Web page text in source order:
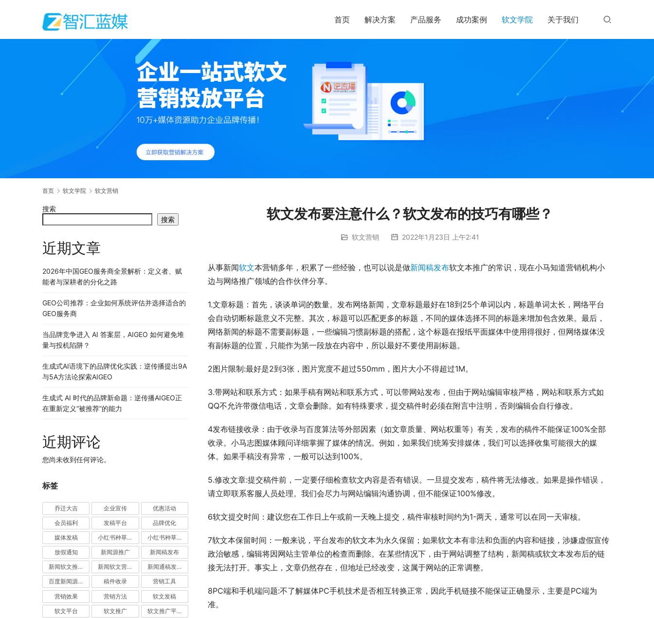
首页 解决方案 产品服务 成功案例 软文学院 关于我们
首页 软文学院 软文营销
软文发布要注意什么？软文发布的技巧有哪些？
软文营销 2022年1月23日 上午2:41
从事新闻软文本营销多年，积累了一些经验，也可以说是做新闻稿发布软文本推广的常识，现在小马知道营销机构小
边与网络推广领域的合作伙伴分享。
1.文章标题：首先，谈谈单词的数量。发布网络新闻，文章标题最好在18到25个单词以内，标题单词太长，网络平台
会自动切断标题意义不完整。其次，标题可以匹配更多的标题，不同的媒体选择不同的标题来增加包含效果。最后，
网络新闻的标题不需要副标题，一些编辑习惯副标题的搭配，这个标题在报纸平面媒体中使用得很好，但网络媒体没
有副标题的位置，只能作为第一段放在内容中，所以最好不要使用副标题。
2图片限制:最好是2到3张，图片宽度不超过550mm，图片大小不得超过1M。
3.带网站和联系方式：如果手稿有网站和联系方式，可以带网站发布，但由于网站编辑审核严格，网站和联系方式如
QQ不允许带微信电话，文章会删除。如有特殊要求，提交稿件时必须在附言中注明，否则编辑会自行修改。
4发布链接收录：由于收录与百度算法等外部因素（如文章质量、网站权重等）有关，发布的稿件不能保证100%全部
收录。小马志图媒体顾问详细掌握了媒体的情况。例如，如果我们统筹安排媒体，我们可以选择收集可能很大的媒
体。如果手稿没有异常，一般可以达到100%。
5.修改文章:提交稿件前，一定要仔细检查软文内容是否有错误。一旦提交发布，稿件将无法修改。如果是操作错误，
请立即联系客服人员处理。我们会尽力与网站编辑沟通协调，但不能保证100%修改。
6软文提交时间：建议您在工作日上午或前一天晚上提交，稿件审核时间约为1-两天，通常可以在同一天审核。
7软文本保留时间：一般来说，平台发布的软文本为永久保留；如果软文本有非法和负面的内容和链接，涉嫌虚假宣传
政治敏感，编辑将因网站主管单位的检查而删除。在某些情况下，由于网站调整了结构，新闻稿或软文本发布后的链
接无法打开。事实上，文章仍然存在，但地址已经改变，这属于网站的正常调整。
8PC端和手机端问题:不了解媒体PC手机技术是否相互转换正常，因此手机链接不能保证正确显示，主要是PC端为
准。
搜索
搜索
近期文章
2026年中国GEO服务商全景解析：定义者、赋
能者与深耕者的分化之路
GEO公司推荐：企业如何系统评估并选择适合的
GEO服务商
当品牌竞争进入 AI 答案层，AIGEO 如何避免堆
量与投机陷阱？
生成式AI语境下的品牌优化实践：逆传播提出9A
与5A方法论探索AIGEO
生成式 AI 时代的品牌新命题：逆传播AIGEO正
在重新定义“被推荐”的能力
近期评论
您尚未收到任何评论。
标签
乔迁大吉 企业宣传 优惠活动
会员福利 发稿平台 品牌优化
媒体发稿 小红书种草推广 小红书种草营销
放假通知 新闻源推广 新闻稿发布
新闻软文推广发稿 新闻软文营销推广 新闻通稿发布推广
百度新闻源发布 稿件收录 营销工具
营销效果 营销方法 软文发稿
软文平台 软文推广 软文推广平台